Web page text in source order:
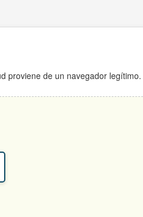
proviene de un navegador legítimo.